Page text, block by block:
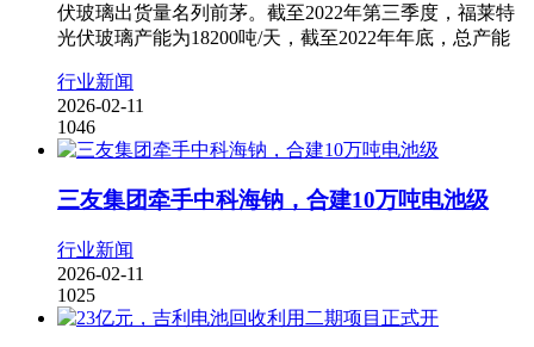
伏玻璃出货量名列前茅。截至2022年第三季度，福莱特
光伏玻璃产能为18200吨/天，截至2022年年底，总产能
行业新闻
2026-02-11
1046
三友集团牵手中科海钠，合建10万吨电池级
行业新闻
2026-02-11
1025